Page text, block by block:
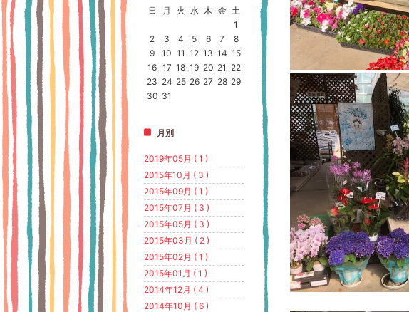
日
月 火 水 木 金 土
1
2
3 4 5 6 7
8
9
10 11 12 13 14 15
16 17 18 19 20 21 22
23 24 25 26 27 28 29
30 31
月別
2019年05月 ( 1 )
2015年10月 ( 3 )
2015年09月 ( 1 )
2015年07月 ( 3 )
2015年05月 ( 3 )
2015年03月 ( 2 )
2015年02月 ( 1 )
2015年01月 ( 1 )
2014年12月 ( 4 )
2014年10月 ( 6 )